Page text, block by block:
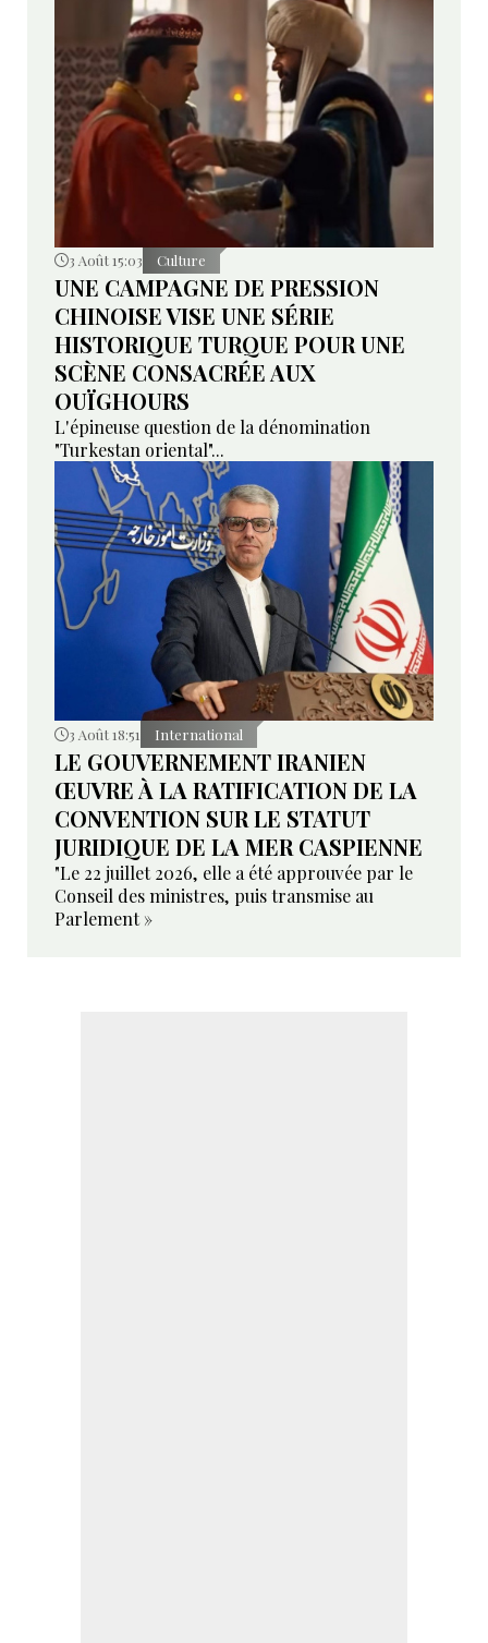
3 Août 15:03 Culture
UNE CAMPAGNE DE PRESSION
CHINOISE VISE UNE SÉRIE
HISTORIQUE TURQUE POUR UNE
SCÈNE CONSACRÉE AUX
OUÏGHOURS
L'épineuse question de la dénomination
"Turkestan oriental"...
3 Août 18:51 International
LE GOUVERNEMENT IRANIEN
ŒUVRE À LA RATIFICATION DE LA
CONVENTION SUR LE STATUT
JURIDIQUE DE LA MER CASPIENNE
"Le 22 juillet 2026, elle a été approuvée par le
Conseil des ministres, puis transmise au
Parlement »